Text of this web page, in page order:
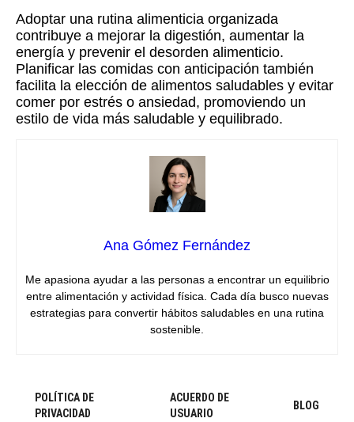
Adoptar una rutina alimenticia organizada
contribuye a mejorar la digestión, aumentar la
energía y prevenir el desorden alimenticio.
Planificar las comidas con anticipación también
facilita la elección de alimentos saludables y evitar
comer por estrés o ansiedad, promoviendo un
estilo de vida más saludable y equilibrado.
Ana Gómez Fernández
Me apasiona ayudar a las personas a encontrar un equilibrio
entre alimentación y actividad física. Cada día busco nuevas
estrategias para convertir hábitos saludables en una rutina
sostenible.
POLÍTICA DE
PRIVACIDAD
ACUERDO DE
USUARIO
BLOG